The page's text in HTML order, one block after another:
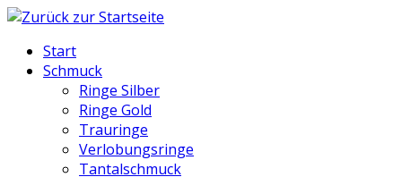
Start
Schmuck
Ringe Silber
Ringe Gold
Trauringe
Verlobungsringe
Tantalschmuck